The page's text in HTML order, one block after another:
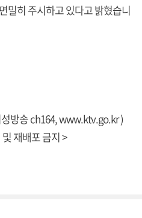
밀히 주시하고 있다고 밝혔습니
방송 ch164,www.ktv.go.kr)
재배포 금지 >